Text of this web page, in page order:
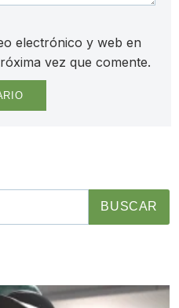
electrónico y web en
vez que comente.
BUSCAR